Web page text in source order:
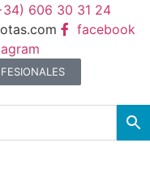
606 30 31 24
facebook